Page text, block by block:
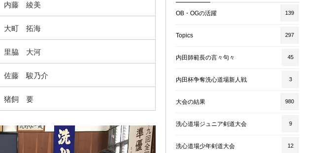
内藤 綾美
大町 拓海
里脇 大河
佐藤 駿乃介
猪飼 要
OB・OGの活躍 139
Topics 297
内田師範長の言々句々 45
内田杯争奪洗心道場新人戦 3
大会の結果 980
洗心道場ジュニア剣道大会 9
洗心道場少年剣道大会 12